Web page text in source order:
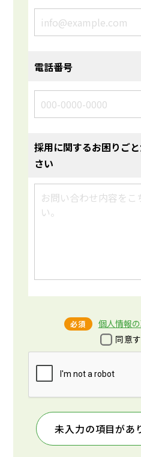
電話番号
採用に関するお困りご
さい
必須
個人情報
同意
未入力の項目があ